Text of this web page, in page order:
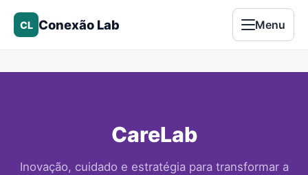
CL Conexão Lab Menu
CareLab
Inovação, cuidado e estratégia para transformar a